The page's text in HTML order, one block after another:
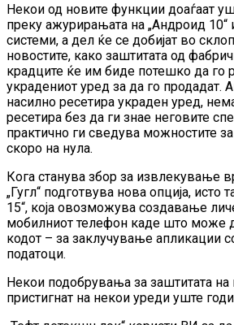
Некои од новите функции доаѓаат
преку ажурирањата на „Андроид
системи, а дел ќе се добијат во
новостите, како заштитата од
крадците ќе им биде потешко да го
украдениот уред за да го продадат.
насилно ресетира украден уред,
ресетира без да ги знае неговите
практично ги сведува можностите
скоро на нула.
Кога станува збор за извлекување
„Гугл“ подготвува нова опција, исто
15“, која овозможува создавање
мобилниот телефон каде што може
кодот – за заклучување апликации
податоци.
Некои подобрувања за заштитата на
пристигнат на некои уреди уште